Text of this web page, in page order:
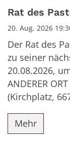
Datum: 20.
Rat des
20. Aug. 2026
Der Rat des
zu seiner
20.08.2026,
ANDERER
(Kirchplatz,
Mehr